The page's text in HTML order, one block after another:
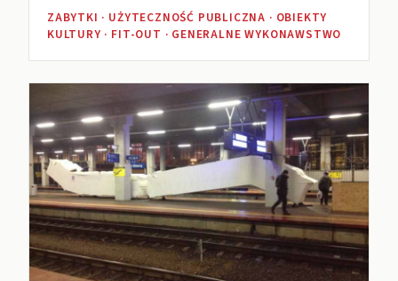
ZABYTKI · UŻYTECZNOŚĆ PUBLICZNA · OBIEKTY
KULTURY · FIT-OUT · GENERALNE WYKONAWSTWO